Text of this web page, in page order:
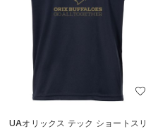
UAオリックス テック ショートスリ